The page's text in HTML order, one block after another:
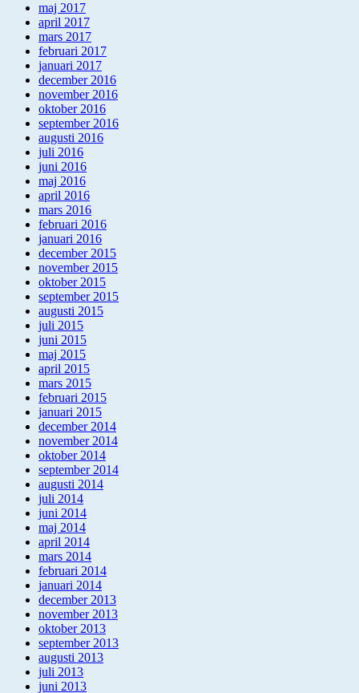
maj 2017
april 2017
mars 2017
februari 2017
januari 2017
december 2016
november 2016
oktober 2016
september 2016
augusti 2016
juli 2016
juni 2016
maj 2016
april 2016
mars 2016
februari 2016
januari 2016
december 2015
november 2015
oktober 2015
september 2015
augusti 2015
juli 2015
juni 2015
maj 2015
april 2015
mars 2015
februari 2015
januari 2015
december 2014
november 2014
oktober 2014
september 2014
augusti 2014
juli 2014
juni 2014
maj 2014
april 2014
mars 2014
februari 2014
januari 2014
december 2013
november 2013
oktober 2013
september 2013
augusti 2013
juli 2013
juni 2013